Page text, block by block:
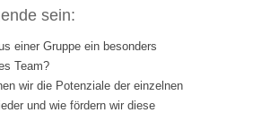
sein:
einer Gruppe ein besonders
Team?
wir die Potenziale der einzelnen
und wie fördern wir diese